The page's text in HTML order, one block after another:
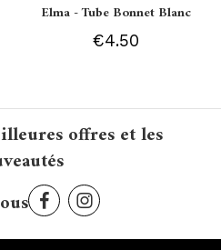
Elma - Tube Bonnet Blanc
€4.50
offres et les